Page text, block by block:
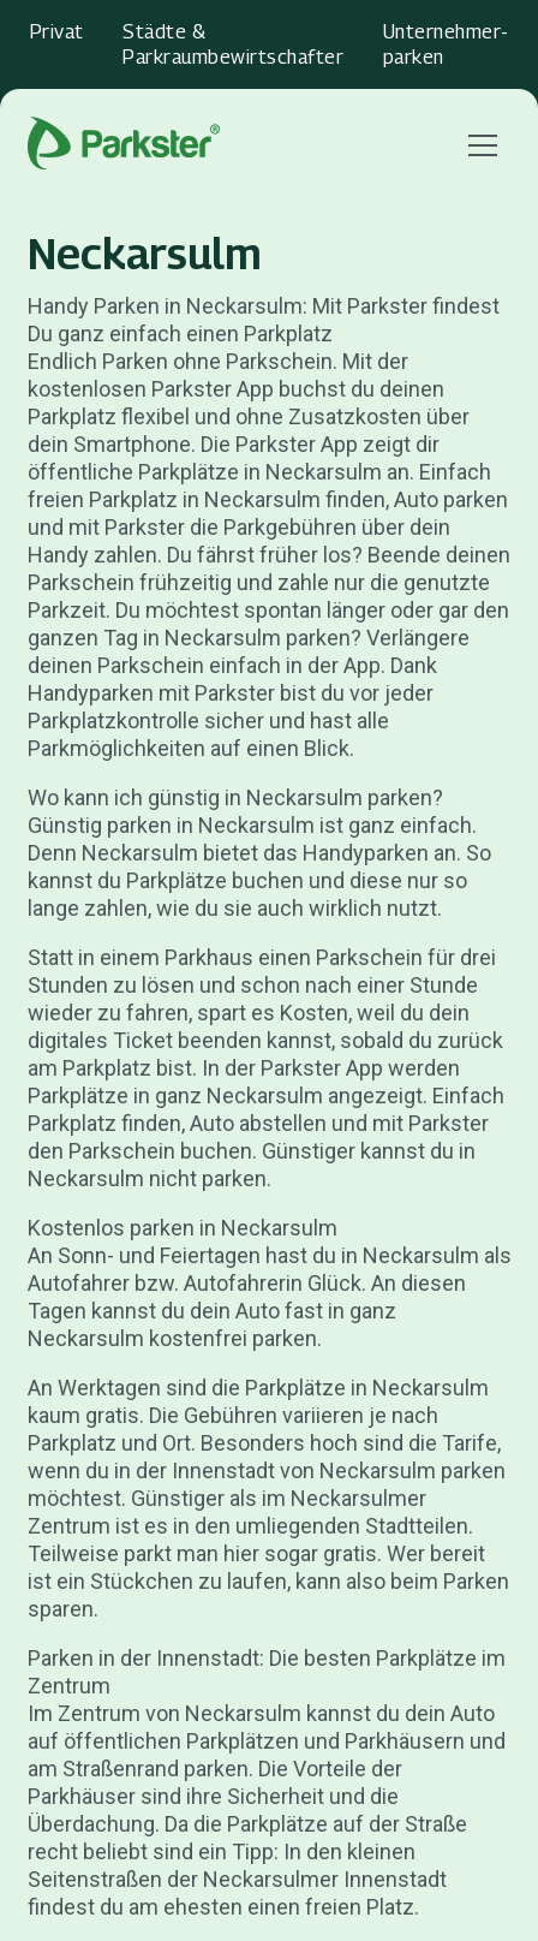
Privat
Städte &
Parkraumbewirtschafter
Unternehmer­
parken
Menu
Neckarsulm
Handy Parken in Neckarsulm: Mit Parkster findest
Du ganz einfach einen Parkplatz
Endlich Parken ohne Parkschein. Mit der
kostenlosen Parkster App buchst du deinen
Parkplatz flexibel und ohne Zusatzkosten über
dein Smartphone. Die Parkster App zeigt dir
öffentliche Parkplätze in Neckarsulm an. Einfach
freien Parkplatz in Neckarsulm finden, Auto parken
und mit Parkster die Parkgebühren über dein
Handy zahlen. Du fährst früher los? Beende deinen
Parkschein frühzeitig und zahle nur die genutzte
Parkzeit. Du möchtest spontan länger oder gar den
ganzen Tag in Neckarsulm parken? Verlängere
deinen Parkschein einfach in der App. Dank
Handyparken mit Parkster bist du vor jeder
Parkplatzkontrolle sicher und hast alle
Parkmöglichkeiten auf einen Blick.
Wo kann ich günstig in Neckarsulm parken?
Günstig parken in Neckarsulm ist ganz einfach.
Denn Neckarsulm bietet das Handyparken an. So
kannst du Parkplätze buchen und diese nur so
lange zahlen, wie du sie auch wirklich nutzt.
Statt in einem Parkhaus einen Parkschein für drei
Stunden zu lösen und schon nach einer Stunde
wieder zu fahren, spart es Kosten, weil du dein
digitales Ticket beenden kannst, sobald du zurück
am Parkplatz bist. In der Parkster App werden
Parkplätze in ganz Neckarsulm angezeigt. Einfach
Parkplatz finden, Auto abstellen und mit Parkster
den Parkschein buchen. Günstiger kannst du in
Neckarsulm nicht parken.
Kostenlos parken in Neckarsulm
An Sonn- und Feiertagen hast du in Neckarsulm als
Autofahrer bzw. Autofahrerin Glück. An diesen
Tagen kannst du dein Auto fast in ganz
Neckarsulm kostenfrei parken.
An Werktagen sind die Parkplätze in Neckarsulm
kaum gratis. Die Gebühren variieren je nach
Parkplatz und Ort. Besonders hoch sind die Tarife,
wenn du in der Innenstadt von Neckarsulm parken
möchtest. Günstiger als im Neckarsulmer
Zentrum ist es in den umliegenden Stadtteilen.
Teilweise parkt man hier sogar gratis. Wer bereit
ist ein Stückchen zu laufen, kann also beim Parken
sparen.
Parken in der Innenstadt: Die besten Parkplätze im
Zentrum
Im Zentrum von Neckarsulm kannst du dein Auto
auf öffentlichen Parkplätzen und Parkhäusern und
am Straßenrand parken. Die Vorteile der
Parkhäuser sind ihre Sicherheit und die
Überdachung. Da die Parkplätze auf der Straße
recht beliebt sind ein Tipp: In den kleinen
Seitenstraßen der Neckarsulmer Innenstadt
findest du am ehesten einen freien Platz.